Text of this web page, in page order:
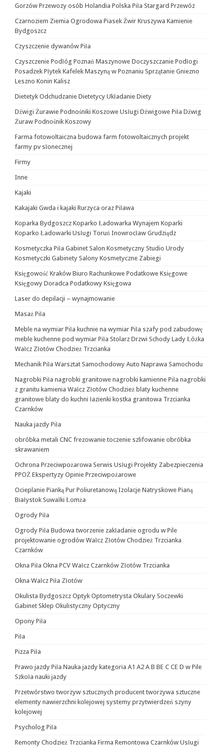
Gorzów Przewozy osób Holandia Polska Piła Stargard Przewóz
Czarnoziem Ziemia Ogrodowa Piasek Żwir Kruszywa Kamienie
Bydgoszcz
Czyszczenie dywanów Piła
Czyszczenie Podłóg Poznań Maszynowe Doczyszczanie Podłogi
Posadzek Płytek Kafelek Maszyną w Poznaniu Sprzątanie Gniezno
Leszno Konin Kalisz
Dietetyk Odchudzanie Dietetycy Układanie Diety
Dźwigi Żurawie Podnośniki Koszowe Usługi Dźwigowe Piła Dźwig
Żuraw Podnośnik Koszowy
Farma fotowoltaiczna budowa farm fotowoltaicznych projekt
farmy pv słonecznej
Firmy
Inne
Kajaki
Kakajaki Gwda i kajaki Rurzyca oraz Piława
Koparka Bydgoszcz Koparko Ładowarka Wynajem Koparki
Koparko Ładowarki Usługi Toruń Inowrocław Grudziądz
Kosmetyczka Piła Gabinet Salon Kosmetyczny Studio Urody
Kosmetyczki Gabinety Salony Kosmetyczne Zabiegi
Księgowość Kraków Biuro Rachunkowe Podatkowe Księgowe
Księgowy Doradca Podatkowy Księgowa
Laser do depilacji – wynajmowanie
Masaż Piła
Meble na wymiar Piła kuchnie na wymiar Piła szafy pod zabudowę
meble kuchenne pod wymiar Piła Stolarz Drzwi Schody Lady Łóżka
Wałcz Złotów Chodzież Trzcianka
Mechanik Piła Warsztat Samochodowy Auto Naprawa Samochodu
Nagrobki Piła nagrobki granitowe nagrobki kamienne Piła nagrobki
z granitu kamienia Wałcz Złotów Chodzież blaty kuchenne
granitowe blaty do kuchni łazienki kostka granitowa Trzcianka
Czarnków
Nauka jazdy Piła
obróbka metali CNC frezowanie toczenie szlifowanie obróbka
skrawaniem
Ochrona Przeciwpożarowa Serwis Usługi Projekty Zabezpieczenia
PPOŻ Ekspertyzy Opinie Przeciwpożarowe
Ocieplanie Pianką Pur Poliuretanową Izolacje Natryskowe Pianą
Białystok Suwałki Łomża
Ogrody Piła
Ogrody Piła Budowa tworzenie zakładanie ogrodu w Pile
projektowanie ogrodów Wałcz Złotów Chodzież Trzcianka
Czarnków
Okna Piła Okna PCV Wałcz Czarnków Złotów Trzcianka
Okna Wałcz Piła Złotów
Okulista Bydgoszcz Optyk Optometrysta Okulary Soczewki
Gabinet Sklep Okulistyczny Optyczny
Opony Piła
Piła
Pizza Piła
Prawo jazdy Piła Nauka jazdy kategoria A1 A2 A B BE C CE D‎ w Pile
Szkoła nauki jazdy
Przetwórstwo tworzyw sztucznych producent tworzywa sztuczne
elementy nawierzchni kolejowej systemy przytwierdzeń szyny
kolejowej
Psycholog Piła
Remonty Chodzież Trzcianka Firma Remontowa Czarnków Usługi